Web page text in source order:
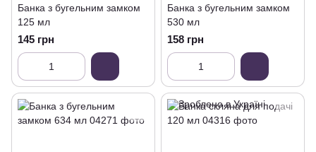
Банка з бугельним замком
125 мл
145 грн
Банка з бугельним замком
530 мл
158 грн